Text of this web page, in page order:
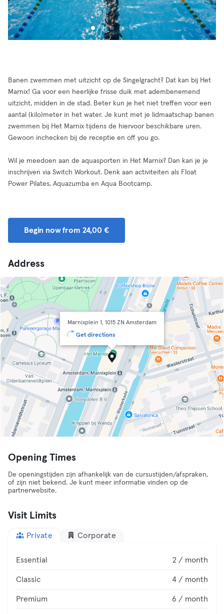
Banen zwemmen met uitzicht op de Singelgracht? Dat kan bij Het
Marnix! Ga voor een heerlijke frisse duik met adembenemend
uitzicht, midden in de stad. Beter kun je het niet treffen voor een
aantal (kilo)meter in het water. Je kunt met je lidmaatschap banen
zwemmen bij Het Marnix tijdens de hiervoor beschikbare uren.
Gewoon inchecken bij de receptie en off you go.
Wil je meedoen aan de aquasporten in Het Marnix? Dan kan je je
inschrijven via Switch Workout. Denk aan activiteiten als Float
Power Pilates, Aquazumba en Aqua Bootcamp.
Begin now from 24,00 €
Address
Marnixplein 1, 1015 ZN Amsterdam
Get directions
Opening Times
De openingstijden zijn afhankelijk van de cursustijden/afspraken,
of zijn niet bekend. Je kunt meer informatie vinden op de
partnerwebsite.
Visit Limits
Private Corporate
Essential 2 / month
Classic 4 / month
Premium 6 / month